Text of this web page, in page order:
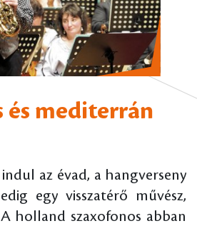
mediterrán
az évad, a hangverseny
egy visszatérő művész,
holland szaxofonos abban